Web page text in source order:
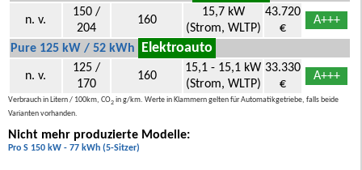
n. v.
150 /
204
160
15,7 kW
(Strom, WLTP)
43.720
€
A+++
Pure 125 kW / 52 kWh Elektroauto
n. v.
125 /
170
160
15,1 - 15,1 kW
(Strom, WLTP)
33.330
€
A+++
Verbrauch in Litern / 100km, CO2 in g/km. Werte in Klammern gelten für Automatikgetriebe, falls beide
Varianten vorhanden.
Nicht mehr produzierte Modelle:
Pro S 150 kW - 77 kWh (5-Sitzer)